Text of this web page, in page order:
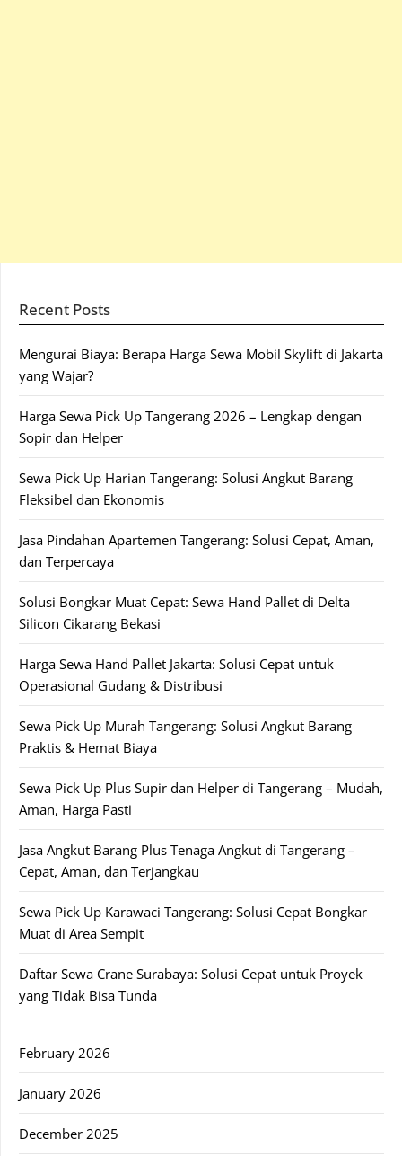
Recent Posts
Mengurai Biaya: Berapa Harga Sewa Mobil Skylift di Jakarta
yang Wajar?
Harga Sewa Pick Up Tangerang 2026 – Lengkap dengan
Sopir dan Helper
Sewa Pick Up Harian Tangerang: Solusi Angkut Barang
Fleksibel dan Ekonomis
Jasa Pindahan Apartemen Tangerang: Solusi Cepat, Aman,
dan Terpercaya
Solusi Bongkar Muat Cepat: Sewa Hand Pallet di Delta
Silicon Cikarang Bekasi
Harga Sewa Hand Pallet Jakarta: Solusi Cepat untuk
Operasional Gudang & Distribusi
Sewa Pick Up Murah Tangerang: Solusi Angkut Barang
Praktis & Hemat Biaya
Sewa Pick Up Plus Supir dan Helper di Tangerang – Mudah,
Aman, Harga Pasti
Jasa Angkut Barang Plus Tenaga Angkut di Tangerang –
Cepat, Aman, dan Terjangkau
Sewa Pick Up Karawaci Tangerang: Solusi Cepat Bongkar
Muat di Area Sempit
Daftar Sewa Crane Surabaya: Solusi Cepat untuk Proyek
yang Tidak Bisa Tunda
February 2026
January 2026
December 2025